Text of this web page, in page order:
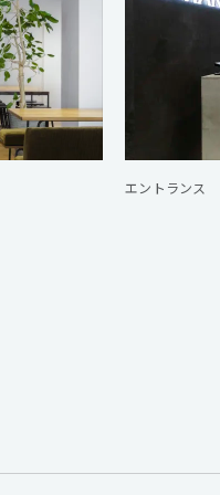
エントランス